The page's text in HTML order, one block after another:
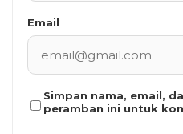
Email
Simpan nama, email,
peramban ini untuk